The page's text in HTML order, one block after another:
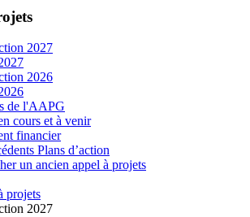
2027
2026
de l'AAPG
cours et à venir
financier
Plans d’action
un ancien appel à projets
projets
2027